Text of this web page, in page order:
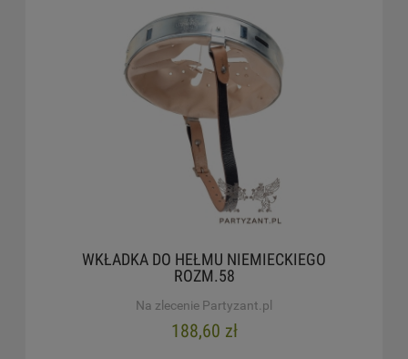
WKŁADKA DO HEŁMU NIEMIECKIEGO
ROZM.58
Na zlecenie Partyzant.pl
188,60 zł